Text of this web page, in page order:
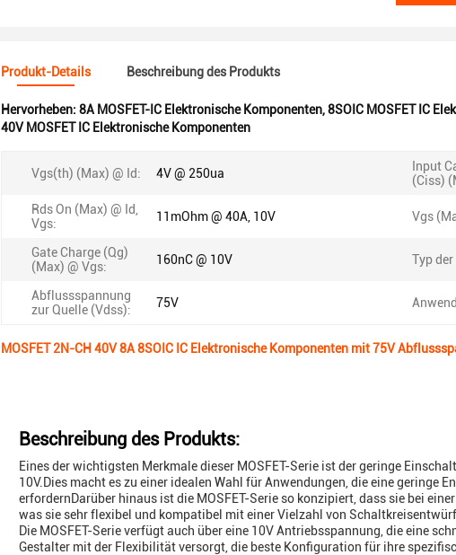
Produkt-Details Beschreibung des Produkts
Hervorheben: 8A MOSFET-IC Elektronische Komponenten,8SOIC MOSFET IC
40V MOSFET IC Elektronische Komponenten
Vgs(th) (Max) @ Id: 4V @ 250ua
Input
(Ciss)
Rds On (Max) @ Id,
Vgs:
11mOhm @ 40A, 10V Vgs
Gate Charge (Qg)
(Max) @ Vgs:
160nC @ 10V Typ
Abflussspannung
zur Quelle (Vdss):
75V
MOSFET 2N-CH 40V 8A 8SOIC IC Elektronische Komponenten mit 75V
Beschreibung des Produkts:
Eines der wichtigsten Merkmale dieser MOSFET-Serie ist der geringe
10V.Dies macht es zu einer idealen Wahl für Anwendungen, die eine geringe
erfordernDarüber hinaus ist die MOSFET-Serie so konzipiert, dass sie bei
was sie sehr flexibel und kompatibel mit einer Vielzahl von
Die MOSFET-Serie verfügt auch über eine 10V Antriebsspannung, die eine
Gestalter mit der Flexibilität versorgt, die beste Konfiguration für ihre